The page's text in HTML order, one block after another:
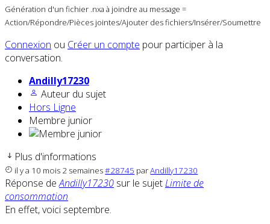
Génération d'un fichier .nxa à joindre au message =
Action/Répondre/Pièces jointes/Ajouter des fichiers/Insérer/Soumettre
Connexion ou Créer un compte pour participer à la
conversation.
Andilly17230
Auteur du sujet
Hors Ligne
Membre junior
Plus d'informations
il y a 10 mois 2 semaines#28745 parAndilly17230
Réponse deAndilly17230 sur le sujetLimite de
consommation
En effet, voici septembre.